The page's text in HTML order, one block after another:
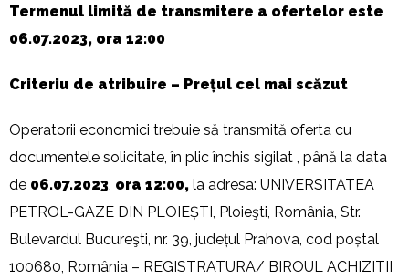
Termenul limită de transmitere a ofertelor este
06.07.2023, ora 12:00
Criteriu de atribuire – Prețul cel mai scăzut
Operatorii economici trebuie să transmită oferta cu
documentele solicitate, în plic închis sigilat , până la data
de 06.07.2023, ora 12:00, la adresa: UNIVERSITATEA
PETROL-GAZE DIN PLOIEȘTI, Ploieşti, România, Str.
Bulevardul Bucureşti, nr. 39, județul Prahova, cod poștal
100680, România – REGISTRATURA/ BIROUL ACHIZITII